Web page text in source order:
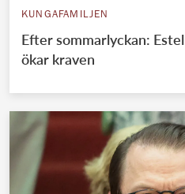
KUNGAFAMILJEN
Efter sommarlyckan:
ökar kraven